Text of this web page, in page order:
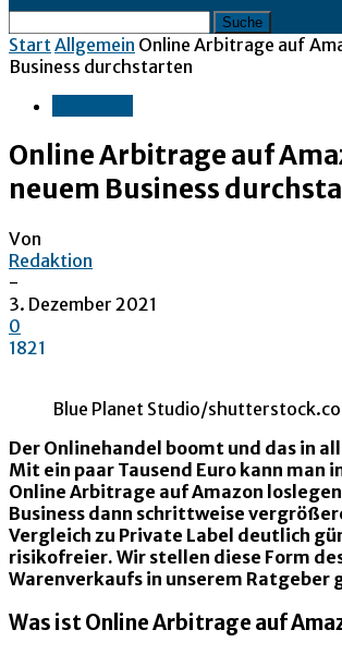
Start Allgemein Online Arbitrage auf
Business durchstarten
Online Arbitrage auf
neuem Business
Von
Redaktion
-
3. Dezember 2021
0
1821
Blue Planet Studio/
Der Onlinehandel boomt und das in
Mit ein paar Tausend Euro kann man
Online Arbitrage auf Amazon
Business dann schrittweise
Vergleich zu Private Label deutlich
risikofreier. Wir stellen diese Form
Warenverkaufs in unserem Ratgeber
Was ist Online Arbitrage auf